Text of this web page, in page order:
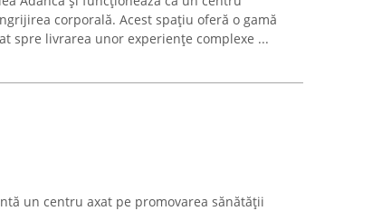
corporală. Acest spațiu oferă o gamă
spre livrarea unor experiențe complexe ...
un centru axat pe promovarea sănătății